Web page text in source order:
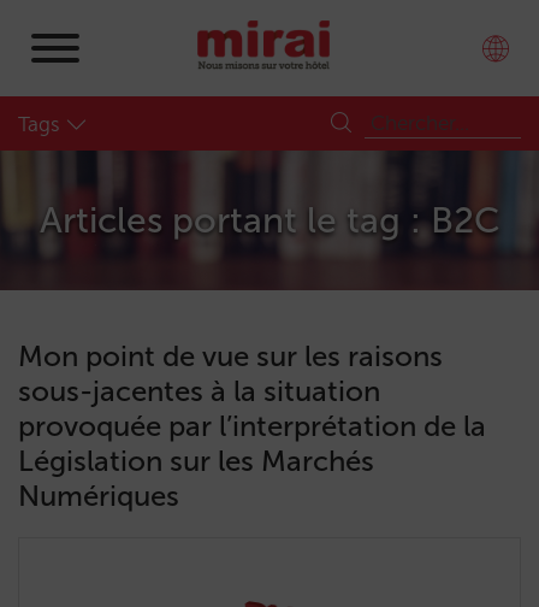
Tags
Articles portant le tag : B2C
Mon point de vue sur les raisons
sous-jacentes à la situation
provoquée par l’interprétation de la
Législation sur les Marchés
Numériques